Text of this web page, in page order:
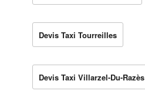
Devis Taxi Tourreilles
Devis Taxi Villarzel-Du-Razès